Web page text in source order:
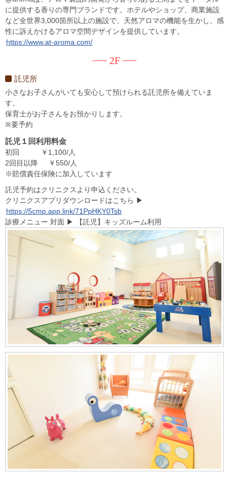
に提供する香りの専門ブランドです。ホテルやショップ、商業施設
など全世界3,000箇所以上の施設で、天然アロマの機能を生かし、感
性に訴えかけるアロマ空間デザインを提供しています。
https://www.at-aroma.com/
2F
託児所
小さなお子さんがいても安心して預けられる託児所を備えていま
す。
保育士がお子さんをお預かりします。
※要予約
託児１回利用料金
初回 ￥1,100/人
2回目以降 ￥550/人
※賠償責任保険に加入しています
託児予約はクリニクスより申込ください。
クリニクスアプリダウンロードはこちら ▶
https://5cmp.app.link/71PpHKY0Tsb
診療メニュー 対面 ▶ 【託児】キッズルーム利用